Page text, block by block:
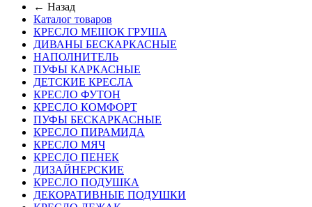
← Назад
Каталог товаров
КРЕСЛО МЕШОК ГРУША
ДИВАНЫ БЕСКАРКАСНЫЕ
НАПОЛНИТЕЛЬ
ПУФЫ КАРКАСНЫЕ
ДЕТСКИЕ КРЕСЛА
КРЕСЛО ФУТОН
КРЕСЛО КОМФОРТ
ПУФЫ БЕСКАРКАСНЫЕ
КРЕСЛО ПИРАМИДА
КРЕСЛО МЯЧ
КРЕСЛО ПЕНЕК
ДИЗАЙНЕРСКИЕ
КРЕСЛО ПОДУШКА
ДЕКОРАТИВНЫЕ ПОДУШКИ